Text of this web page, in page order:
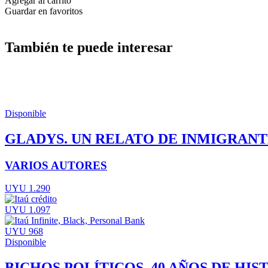
Guardar en favoritos
También te puede interesar
Disponible
GLADYS. UN RELATO DE
VARIOS AUTORES
UYU 1.290
UYU 1.097
UYU 968
Disponible